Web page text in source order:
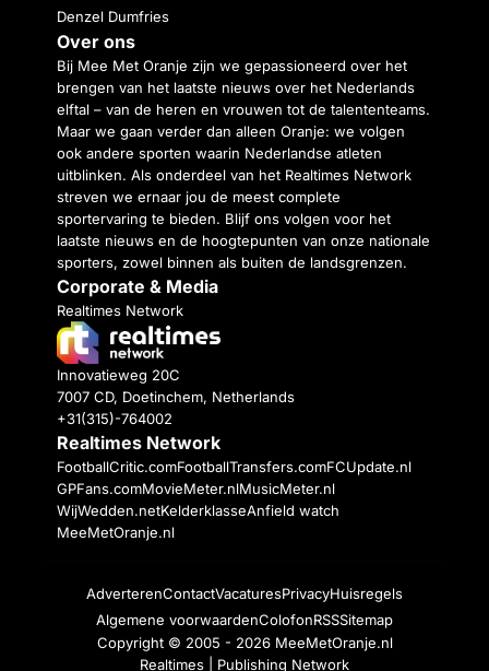
Denzel Dumfries
Over ons
Bij Mee Met Oranje zijn we gepassioneerd over het
brengen van het laatste nieuws over het Nederlands
elftal – van de heren en vrouwen tot de talententeams.
Maar we gaan verder dan alleen Oranje: we volgen
ook andere sporten waarin Nederlandse atleten
uitblinken. Als onderdeel van het Realtimes Network
streven we ernaar jou de meest complete
sportervaring te bieden. Blijf ons volgen voor het
laatste nieuws en de hoogtepunten van onze nationale
sporters, zowel binnen als buiten de landsgrenzen.
Corporate & Media
Realtimes Network
Innovatieweg 20C
7007 CD, Doetinchem, Netherlands
+31(315)-764002
Realtimes Network
FootballCritic.comFootballTransfers.comFCUpdate.nl
GPFans.comMovieMeter.nlMusicMeter.nl
WijWedden.netKelderklasseAnfield watch
MeeMetOranje.nl
AdverterenContactVacaturesPrivacyHuisregels
Algemene voorwaardenColofonRSSSitemap
Copyright © 2005 - 2026 MeeMetOranje.nl
Realtimes | Publishing Network